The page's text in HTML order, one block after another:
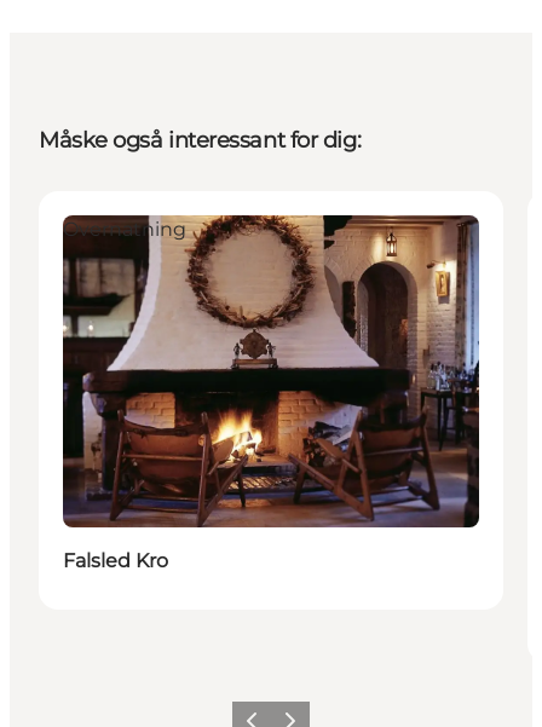
Måske også interessant for dig:
Overnatning
Falsled Kro